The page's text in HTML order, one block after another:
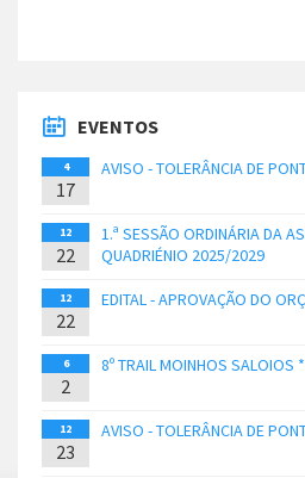
EVENTOS
4
17
AVISO - TOLERÂNCIA DE
12
22
1.ª SESSÃO ORDINÁRIA DA
QUADRIÉNIO 2025/2029
12
22
EDITAL - APROVAÇÃO DO
6
2
8º TRAIL MOINHOS SALOIOS
12
23
AVISO - TOLERÂNCIA DE